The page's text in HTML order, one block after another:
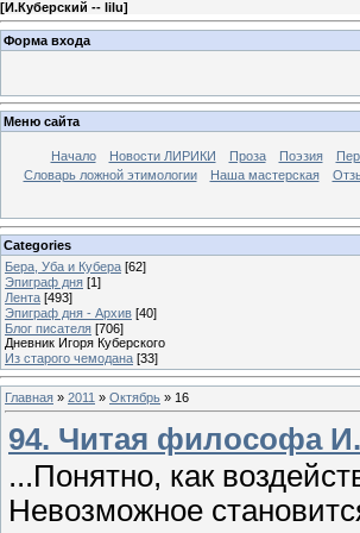
[И.Куберский -- lilu]
Форма входа
Меню сайта
Начало Новости ЛИРИКИ Проза Поэзия
Словарь ложной этимологии
Наша мастерская
Categories
Бера, Уба и Кубера [62]
Эпиграф дня [1]
Лента [493]
Эпиграф дня - Архив [40]
Блог писателя [706]
Дневник Игоря Куберского
Из старого чемодана [33]
Главная » 2011 » Октябрь » 16
94. Читая философа
...Понятно, как
Невозможное